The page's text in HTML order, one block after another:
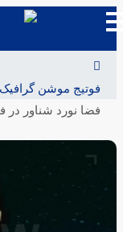
فوتیج موشن گرافیک
فضا نورد شناور در